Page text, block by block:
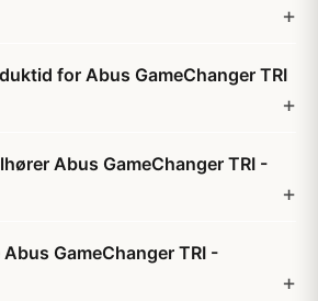
for Abus GameChanger TRI
Abus GameChanger TRI -
GameChanger TRI -